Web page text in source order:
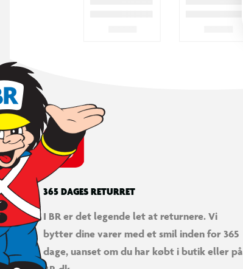
365 DAGES RETURRET
I BR er det legende let at returnere. Vi
bytter dine varer med et smil inden for 365
dage, uanset om du har købt i butik eller på